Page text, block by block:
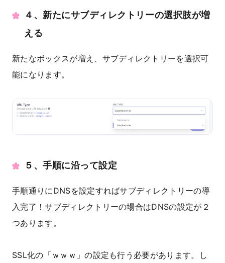
４、新たにサブディレクトリーの選択肢が増
える
新たなボックスが増え、サブディレクトリーを選択可
能になります。
５、手順に沿って設定
手順通りにDNSを設定すればサブディレクトリーの導
入完了！サブディレクトリーの場合はDNSの設定が２
つあります。
SSL化の「ｗｗｗ」の設定も行う必要があります。し